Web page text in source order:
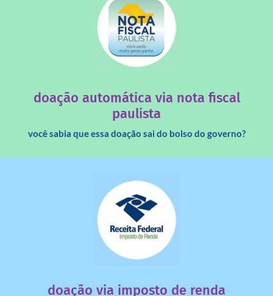
doação automática via nota fiscal
paulista
você sabia que essa doação sai do bolso do governo?
saiba mais
doação via imposto de renda
dinheiro deixa de ir para o governo?
saiba mais